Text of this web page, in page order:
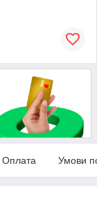
Оплата Умови